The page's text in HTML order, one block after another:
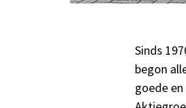
Sinds
begon
goede